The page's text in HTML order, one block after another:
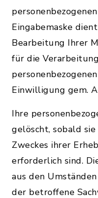
Eingabemaske
Bearbeitung Ihrer
für die
Einwilligung gem.
Ihre
gelöscht, sobald
Zweckes ihrer
erforderlich sind.
aus den
der betroffene